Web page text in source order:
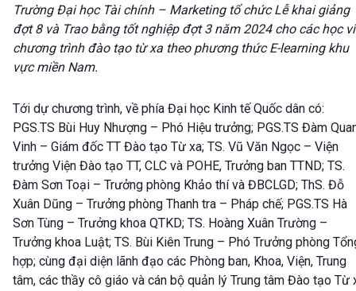
Trường Đại học Tài chính – Marketing tổ chức Lễ khai giảng
đợt 8 và Trao bằng tốt nghiệpđợt 3năm 2024 cho các học
chương trình đào tạo từ xa theo phương thức E-learning khu
vực miền Nam.
Tới dự chương trình, về phía Đại học Kinh tế Quốc dân có:
PGS.TS Bùi Huy Nhượng – Phó Hiệu trưởng; PGS.TS Đàm
Vinh – Giám đốc TT Đào tạo Từ xa; TS. Vũ Văn Ngọc – Viện
trưởng Viện Đào tạo TT, CLC và POHE, Trưởng ban TTND; TS.
Đàm Sơn Toại – Trưởng phòng Khảo thí và ĐBCLGD; ThS. Đỗ
Xuân Dũng – Trưởng phòng Thanh tra – Pháp chế; PGS.TS Hà
Sơn Tùng – Trưởng khoa QTKD; TS. Hoàng Xuân Trường –
Trưởng khoa Luật; TS. Bùi Kiên Trung – Phó Trưởng phòng
hợp; cùng đại diện lãnh đạo các Phòng ban, Khoa, Viện, Trung
tâm, các thầy cô giáo và cán bộ quản lý Trung tâm Đào tạo Từ